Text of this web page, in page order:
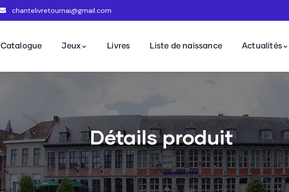
chantelivretournai@gmail.com
Catalogue Jeux Livres Liste de naissance Actualités
Détails produit